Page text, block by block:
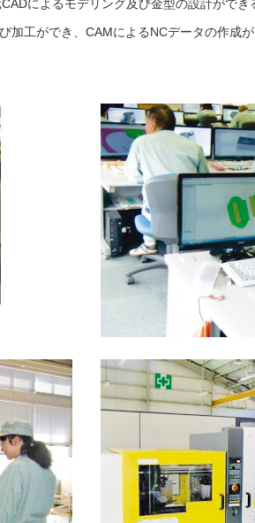
によるモデリング及び金型の設計ができ
加工ができ、CAMによるNCデータの作成が